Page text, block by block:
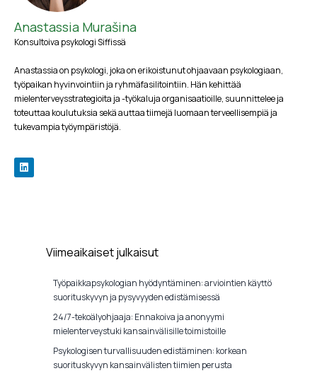
Anastassia Murašina
Konsultoiva psykologi Siffissä
Anastassia on psykologi, joka on erikoistunut ohjaavaan psykologiaan,
työpaikan hyvinvointiin ja ryhmäfasilitointiin. Hän kehittää
mielenterveysstrategioita ja -työkaluja organisaatioille, suunnittelee ja
toteuttaa koulutuksia sekä auttaa tiimejä luomaan terveellisempiä ja
tukevampia työympäristöjä.
Viimeaikaiset julkaisut
Työpaikkapsykologian hyödyntäminen: arviointien käyttö
suorituskyvyn ja pysyvyyden edistämisessä
24/7-tekoälyohjaaja: Ennakoiva ja anonyymi
mielenterveystuki kansainvälisille toimistoille
Psykologisen turvallisuuden edistäminen: korkean
suorituskyvyn kansainvälisten tiimien perusta